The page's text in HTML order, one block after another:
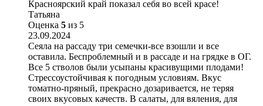
Красноярский край показал себя во всей красе!
Татьяна
Оценка 5 из 5
23.09.2024
Сеяла на рассаду три семечки-все взошли и все
оставила. Беспроблемный и в рассаде и на грядке в ОГ.
Все 5 стволов были усыпаны красивущими плодами!
Стрессоустойчивая к погодным условиям. Вкус
томатно-пряный, прекрасно дозаривается, не теряя
своих вкусовых качеств. В салаты, для вяления, для